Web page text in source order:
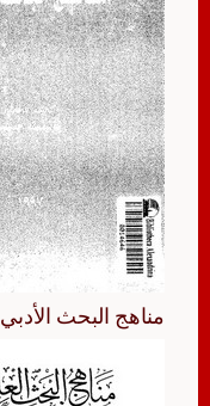
مناهج البحث الأدبي